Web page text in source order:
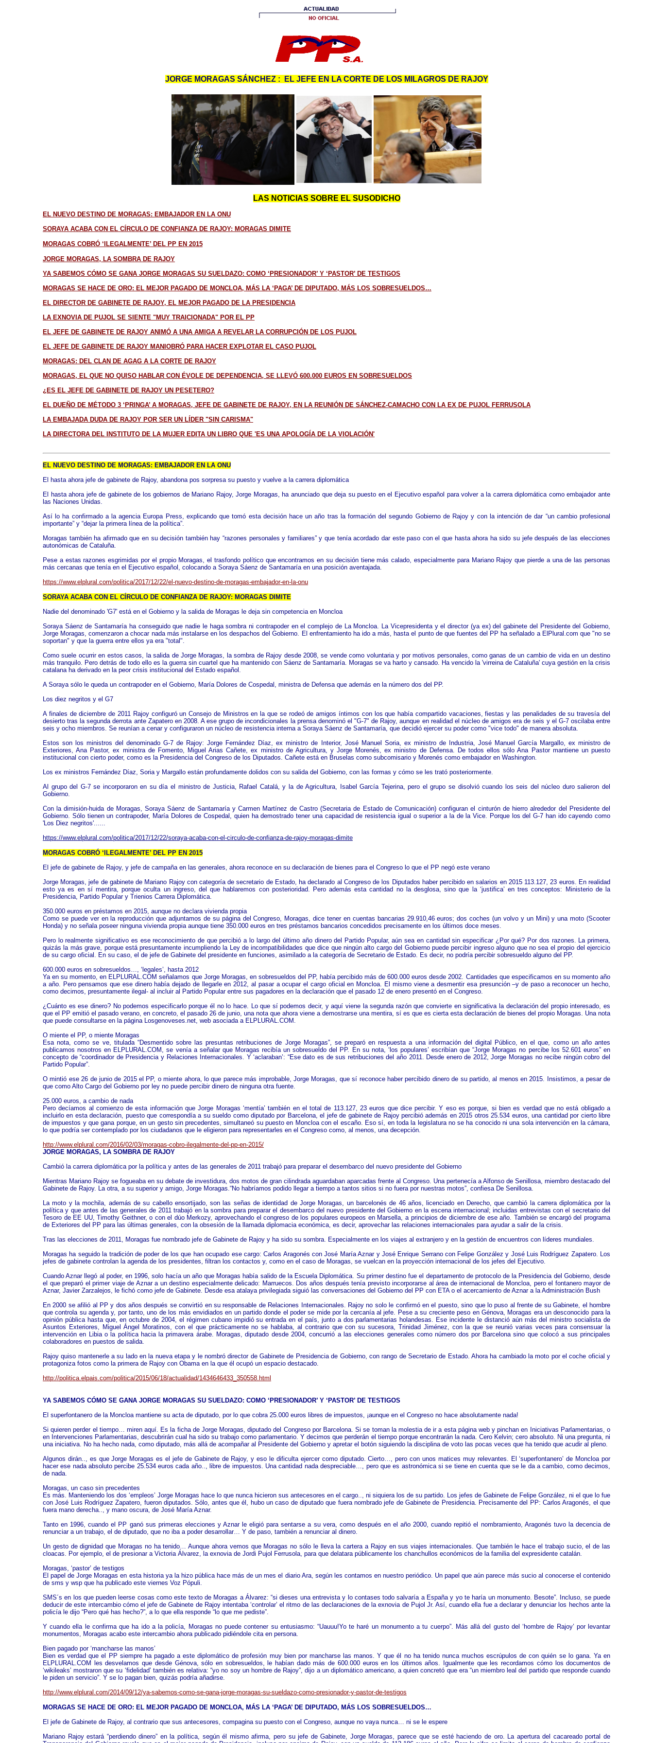
JORGE MORAGAS SÁNCHEZ : EL JEFE EN LA CORTE DE LOS MILAGROS DE RAJOY
LAS NOTICIAS SOBRE EL SUSODICHO
EL NUEVO DESTINO DE MORAGAS: EMBAJADOR EN LA ONU
SORAYA ACABA CON EL CÍRCULO DE CONFIANZA DE RAJOY: MORAGAS DIMITE
MORAGAS COBRÓ ‘ILEGALMENTE’ DEL PP EN 2015
JORGE MORAGAS, LA SOMBRA DE RAJOY
YA SABEMOS CÓMO SE GANA JORGE MORAGAS SU SUELDAZO: COMO ‘PRESIONADOR’ Y ‘PASTOR’ DE TESTIGOS
MORAGAS SE HACE DE ORO: EL MEJOR PAGADO DE MONCLOA, MÁS LA ‘PAGA’ DE DIPUTADO, MÁS LOS SOBRESUELDOS…
EL DIRECTOR DE GABINETE DE RAJOY, EL MEJOR PAGADO DE LA PRESIDENCIA
LA EXNOVIA DE PUJOL SE SIENTE "MUY TRAICIONADA" POR EL PP
EL JEFE DE GABINETE DE RAJOY ANIMÓ A UNA AMIGA A REVELAR LA CORRUPCIÓN DE LOS PUJOL
EL JEFE DE GABINETE DE RAJOY MANIOBRÓ PARA HACER EXPLOTAR EL CASO PUJOL
MORAGAS: DEL CLAN DE AGAG A LA CORTE DE RAJOY
MORAGAS, EL QUE NO QUISO HABLAR CON ÉVOLE DE DEPENDENCIA, SE LLEVÓ 600.000 EUROS EN SOBRESUELDOS
¿ES EL JEFE DE GABINETE DE RAJOY UN PESETERO?
EL DUEÑO DE MÉTODO 3 ‘PRINGA’ A MORAGAS, JEFE DE GABINETE DE RAJOY, EN LA REUNIÓN DE SÁNCHEZ-CAMACHO CON LA EX DE PUJOL FERRUSOLA
LA EMBAJADA DUDA DE RAJOY POR SER UN LÍDER "SIN CARISMA"
LA DIRECTORA DEL INSTITUTO DE LA MUJER EDITA UN LIBRO QUE 'ES UNA APOLOGÍA DE LA VIOLACIÓN'
EL NUEVO DESTINO DE MORAGAS: EMBAJADOR EN LA ONU
El hasta ahora jefe de gabinete de Rajoy, abandona pos sorpresa su puesto y vuelve a la carrera diplomática
El hasta ahora jefe de gabinete de los gobiernos de Mariano Rajoy, Jorge Moragas, ha anunciado que deja su puesto en el Ejecutivo español para volver a la carrera diplomática como embajador ante
las Naciones Unidas.
Así lo ha confirmado a la agencia Europa Press, explicando que tomó esta decisión hace un año tras la formación del segundo Gobierno de Rajoy y con la intención de dar “un cambio profesional
importante” y “dejar la primera línea de la política”.
Moragas también ha afirmado que en su decisión también hay “razones personales y familiares” y que tenía acordado dar este paso con el que hasta ahora ha sido su jefe después de las elecciones
autonómicas de Cataluña.
Pese a estas razones esgrimidas por el propio Moragas, el trasfondo político que encontramos en su decisión tiene más calado, especialmente para Mariano Rajoy que pierde a una de las personas
más cercanas que tenía en el Ejecutivo español, colocando a Soraya Sáenz de Santamaría en una posición aventajada.
https://www.elplural.com/politica/2017/12/22/el-nuevo-destino-de-moragas-embajador-en-la-onu
SORAYA ACABA CON EL CÍRCULO DE CONFIANZA DE RAJOY: MORAGAS DIMITE
Nadie del denominado 'G7' está en el Gobierno y la salida de Moragas le deja sin competencia en Moncloa
Soraya Sáenz de Santamaría ha conseguido que nadie le haga sombra ni contrapoder en el complejo de La Moncloa. La Vicepresidenta y el director (ya ex) del gabinete del Presidente del Gobierno,
Jorge Moragas, comenzaron a chocar nada más instalarse en los despachos del Gobierno. El enfrentamiento ha ido a más, hasta el punto de que fuentes del PP ha señalado a ElPlural.com que "no se
soportan" y que la guerra entre ellos ya era "total".
Como suele ocurrir en estos casos, la salida de Jorge Moragas, la sombra de Rajoy desde 2008, se vende como voluntaria y por motivos personales, como ganas de un cambio de vida en un destino
más tranquilo. Pero detrás de todo ello es la guerra sin cuartel que ha mantenido con Sáenz de Santamaría. Moragas se va harto y cansado. Ha vencido la 'virreina de Cataluña' cuya gestión en la crisis
catalana ha derivado en la peor crisis institucional del Estado español.
A Soraya sólo le queda un contrapoder en el Gobierno, María Dolores de Cospedal, ministra de Defensa que además en la número dos del PP.
Los diez negritos y el G7
A finales de diciembre de 2011 Rajoy configuró un Consejo de Ministros en la que se rodeó de amigos íntimos con los que había compartido vacaciones, fiestas y las penalidades de su travesía del
desierto tras la segunda derrota ante Zapatero en 2008. A ese grupo de incondicionales la prensa denominó el "G-7" de Rajoy, aunque en realidad el núcleo de amigos era de seis y el G-7 oscilaba entre
seis y ocho miembros. Se reunían a cenar y configuraron un núcleo de resistencia interna a Soraya Sáenz de Santamaría, que decidió ejercer su poder como "vice todo" de manera absoluta.
Estos son los ministros del denominado G-7 de Rajoy: Jorge Fernández Díaz, ex ministro de Interior, José Manuel Soria, ex ministro de Industria, José Manuel García Margallo, ex ministro de
Exteriores, Ana Pastor, ex ministra de Fomento, Miguel Arias Cañete, ex ministro de Agricultura, y Jorge Morenés, ex ministro de Defensa. De todos ellos sólo Ana Pastor mantiene un puesto
institucional con cierto poder, como es la Presidencia del Congreso de los Diputados. Cañete está en Bruselas como subcomisario y Morenés como embajador en Washington.
Los ex ministros Fernández Díaz, Soria y Margallo están profundamente dolidos con su salida del Gobierno, con las formas y cómo se les trató posteriormente.
Al grupo del G-7 se incorporaron en su día el ministro de Justicia, Rafael Catalá, y la de Agricultura, Isabel García Tejerina, pero el grupo se disolvió cuando los seis del núcleo duro salieron del
Gobierno.
Con la dimisión-huida de Moragas, Soraya Sáenz de Santamaría y Carmen Martínez de Castro (Secretaria de Estado de Comunicación) configuran el cinturón de hierro alrededor del Presidente del
Gobierno. Sólo tienen un contrapoder, María Dolores de Cospedal, quien ha demostrado tener una capacidad de resistencia igual o superior a la de la Vice. Porque los del G-7 han ido cayendo como
'Los Diez negritos'......
https://www.elplural.com/politica/2017/12/22/soraya-acaba-con-el-circulo-de-confianza-de-rajoy-moragas-dimite
MORAGAS COBRÓ ‘ILEGALMENTE’ DEL PP EN 2015
El jefe de gabinete de Rajoy, y jefe de campaña en las generales, ahora reconoce en su declaración de bienes para el Congreso lo que el PP negó este verano
Jorge Moragas, jefe de gabinete de Mariano Rajoy con categoría de secretario de Estado, ha declarado al Congreso de los Diputados haber percibido en salarios en 2015 113.127, 23 euros. En realidad
esto ya es en sí mentira, porque oculta un ingreso, del que hablaremos con posterioridad. Pero además esta cantidad no la desglosa, sino que la ‘justifica’ en tres conceptos: Ministerio de la
Presidencia, Partido Popular y Trienios Carrera Diplomática.
350.000 euros en préstamos en 2015, aunque no declara vivienda propia
Como se puede ver en la reproducción que adjuntamos de su página del Congreso, Moragas, dice tener en cuentas bancarias 29.910,46 euros; dos coches (un volvo y un Mini) y una moto (Scooter
Honda) y no señala poseer ninguna vivienda propia aunque tiene 350.000 euros en tres préstamos bancarios concedidos precisamente en los últimos doce meses.
Pero lo realmente significativo es ese reconocimiento de que percibió a lo largo del último año dinero del Partido Popular, aún sea en cantidad sin especificar ¿Por qué? Por dos razones. La primera,
quizás la más grave, porque está presuntamente incumpliendo la Ley de incompatibilidades que dice que ningún alto cargo del Gobierno puede percibir ingreso alguno que no sea el propio del ejercicio
de su cargo oficial. En su caso, el de jefe de Gabinete del presidente en funciones, asimilado a la categoría de Secretario de Estado. Es decir, no podría percibir sobresueldo alguno del PP.
600.000 euros en sobresueldos…, ‘legales’, hasta 2012
Ya en su momento, en ELPLURAL.COM señalamos que Jorge Moragas, en sobresueldos del PP, había percibido más de 600.000 euros desde 2002. Cantidades que especificamos en su momento año
a año. Pero pensamos que ese dinero había dejado de llegarle en 2012, al pasar a ocupar el cargo oficial en Moncloa. El mismo viene a desmentir esa presunción –y de paso a reconocer un hecho,
como decimos, presuntamente ilegal- al incluir al Partido Popular entre sus pagadores en la declaración que el pasado 12 de enero presentó en el Congreso.
¿Cuánto es ese dinero? No podemos especificarlo porque él no lo hace. Lo que sí podemos decir, y aquí viene la segunda razón que convierte en significativa la declaración del propio interesado, es
que el PP emitió el pasado verano, en concreto, el pasado 26 de junio, una nota que ahora viene a demostrarse una mentira, sí es que es cierta esta declaración de bienes del propio Moragas. Una nota
que puede consultarse en la página Losgenoveses.net, web asociada a ELPLURAL.COM.
O miente el PP, o miente Moragas
Esa nota, como se ve, titulada “Desmentido sobre las presuntas retribuciones de Jorge Moragas”, se preparó en respuesta a una información del digital Público, en el que, como un año antes
publicamos nosotros en ELPLURAL.COM, se venía a señalar que Moragas recibía un sobresueldo del PP. En su nota, ‘los populares’ escribían que “Jorge Moragas no percibe los 52.601 euros” en
concepto de “coordinador de Presidencia y Relaciones Internacionales. Y ‘aclaraban’: “Ese dato es de sus retribuciones del año 2011. Desde enero de 2012, Jorge Moragas no recibe ningún cobro del
Partido Popular”.
O mintió ese 26 de junio de 2015 el PP, o miente ahora, lo que parece más improbable, Jorge Moragas, que sí reconoce haber percibido dinero de su partido, al menos en 2015. Insistimos, a pesar de
que como Alto Cargo del Gobierno por ley no puede percibir dinero de ninguna otra fuente.
25.000 euros, a cambio de nada
Pero decíamos al comienzo de esta información que Jorge Moragas ‘mentía’ también en el total de 113.127, 23 euros que dice percibir. Y eso es porque, si bien es verdad que no está obligado a
incluirlo en esta declaración, puesto que correspondía a su sueldo como diputado por Barcelona, el jefe de gabinete de Rajoy percibió además en 2015 otros 25.534 euros, una cantidad por cierto libre
de impuestos y que gana porque, en un gesto sin precedentes, simultaneó su puesto en Moncloa con el escaño. Eso sí, en toda la legislatura no se ha conocido ni una sola intervención en la cámara,
lo que podría ser contemplado por los ciudadanos que le eligieron para representarles en el Congreso como, al menos, una decepción.
http://www.elplural.com/2016/02/03/moragas-cobro-ilegalmente-del-pp-en-2015/
JORGE MORAGAS, LA SOMBRA DE RAJOY
Cambió la carrera diplomática por la política y antes de las generales de 2011 trabajó para preparar el desembarco del nuevo presidente del Gobierno
Mientras Mariano Rajoy se fogueaba en su debate de investidura, dos motos de gran cilindrada aguardaban aparcadas frente al Congreso. Una pertenecía a Alfonso de Senillosa, miembro destacado del
Gabinete de Rajoy. La otra, a su superior y amigo, Jorge Moragas.“No habríamos podido llegar a tiempo a tantos sitios si no fuera por nuestras motos”, confiesa De Senillosa.
La moto y la mochila, además de su cabello ensortijado, son las señas de identidad de Jorge Moragas, un barcelonés de 46 años, licenciado en Derecho, que cambió la carrera diplomática por la
política y que antes de las generales de 2011 trabajó en la sombra para preparar el desembarco del nuevo presidente del Gobierno en la escena internacional; incluidas entrevistas con el secretario del
Tesoro de EE UU, Timothy Geithner, o con el dúo Merkozy, aprovechando el congreso de los populares europeos en Marsella, a principios de diciembre de ese año. También se encargó del programa
de Exteriores del PP para las últimas generales, con la obsesión de la llamada diplomacia económica, es decir, aprovechar las relaciones internacionales para ayudar a salir de la crisis.
Tras las elecciones de 2011, Moragas fue nombrado jefe de Gabinete de Rajoy y ha sido su sombra. Especialmente en los viajes al extranjero y en la gestión de encuentros con líderes mundiales.
Moragas ha seguido la tradición de poder de los que han ocupado ese cargo: Carlos Aragonés con José María Aznar y José Enrique Serrano con Felipe González y José Luis Rodríguez Zapatero. Los
jefes de gabinete controlan la agenda de los presidentes, filtran los contactos y, como en el caso de Moragas, se vuelcan en la proyección internacional de los jefes del Ejecutivo.
Cuando Aznar llegó al poder, en 1996, solo hacía un año que Moragas había salido de la Escuela Diplomática. Su primer destino fue el departamento de protocolo de la Presidencia del Gobierno, desde
el que preparó el primer viaje de Aznar a un destino especialmente delicado: Marruecos. Dos años después tenía previsto incorporarse al área de internacional de Moncloa, pero el fontanero mayor de
Aznar, Javier Zarzalejos, le fichó como jefe de Gabinete. Desde esa atalaya privilegiada siguió las conversaciones del Gobierno del PP con ETA o el acercamiento de Aznar a la Administración Bush
En 2000 se afilió al PP y dos años después se convirtió en su responsable de Relaciones Internacionales. Rajoy no solo le confirmó en el puesto, sino que lo puso al frente de su Gabinete, el hombre
que controla su agenda y, por tanto, uno de los más envidiados en un partido donde el poder se mide por la cercanía al jefe. Pese a su creciente peso en Génova, Moragas era un desconocido para la
opinión pública hasta que, en octubre de 2004, el régimen cubano impidió su entrada en el país, junto a dos parlamentarias holandesas. Ese incidente le distanció aún más del ministro socialista de
Asuntos Exteriores, Miguel Ángel Moratinos, con el que prácticamente no se hablaba, al contrario que con su sucesora, Trinidad Jiménez, con la que se reunió varias veces para consensuar la
intervención en Libia o la política hacia la primavera árabe. Moragas, diputado desde 2004, concurrió a las elecciones generales como número dos por Barcelona sino que colocó a sus principales
colaboradores en puestos de salida.
Rajoy quiso mantenerle a su lado en la nueva etapa y le nombró director de Gabinete de Presidencia de Gobierno, con rango de Secretario de Estado. Ahora ha cambiado la moto por el coche oficial y
protagoniza fotos como la primera de Rajoy con Obama en la que él ocupó un espacio destacado.
http://politica.elpais.com/politica/2015/06/18/actualidad/1434646433_350558.html
YA SABEMOS CÓMO SE GANA JORGE MORAGAS SU SUELDAZO: COMO ‘PRESIONADOR’ Y ‘PASTOR’ DE TESTIGOS
El superfontanero de la Moncloa mantiene su acta de diputado, por lo que cobra 25.000 euros libres de impuestos, ¡aunque en el Congreso no hace absolutamente nada!
Si quieren perder el tiempo… miren aquí. Es la ficha de Jorge Moragas, diputado del Congreso por Barcelona. Si se toman la molestia de ir a esta página web y pinchan en Iniciativas Parlamentarias, o
en Intervenciones Parlamentarias, descubrirán cual ha sido su trabajo como parlamentario. Y decimos que perderán el tiempo porque encontrarán la nada. Cero Kelvin; cero absoluto. Ni una pregunta, ni
una iniciativa. No ha hecho nada, como diputado, más allá de acompañar al Presidente del Gobierno y apretar el botón siguiendo la disciplina de voto las pocas veces que ha tenido que acudir al pleno.
Algunos dirán.., es que Jorge Moragas es el jefe de Gabinete de Rajoy, y eso le dificulta ejercer como diputado. Cierto…, pero con unos matices muy relevantes. El ‘superfontanero’ de Moncloa por
hacer ese nada absoluto percibe 25.534 euros cada año.., libre de impuestos. Una cantidad nada despreciable…, pero que es astronómica si se tiene en cuenta que se le da a cambio, como decimos,
de nada.
Moragas, un caso sin precedentes
Es más. Manteniendo los dos ‘empleos’ Jorge Moragas hace lo que nunca hicieron sus antecesores en el cargo.., ni siquiera los de su partido. Los jefes de Gabinete de Felipe González, ni el que lo fue
con José Luis Rodríguez Zapatero, fueron diputados. Sólo, antes que él, hubo un caso de diputado que fuera nombrado jefe de Gabinete de Presidencia. Precisamente del PP: Carlos Aragonés, el que
fuera mano derecha.., y mano oscura, de José María Aznar.
Tanto en 1996, cuando el PP ganó sus primeras elecciones y Aznar le eligió para sentarse a su vera, como después en el año 2000, cuando repitió el nombramiento, Aragonés tuvo la decencia de
renunciar a un trabajo, el de diputado, que no iba a poder desarrollar… Y de paso, también a renunciar al dinero.
Un gesto de dignidad que Moragas no ha tenido… Aunque ahora vemos que Moragas no sólo le lleva la cartera a Rajoy en sus viajes internacionales. Que también le hace el trabajo sucio, el de las
cloacas. Por ejemplo, el de presionar a Victoria Álvarez, la exnovia de Jordi Pujol Ferrusola, para que delatara públicamente los chanchullos económicos de la familia del expresidente catalán.
Moragas, ‘pastor’ de testigos
El papel de Jorge Moragas en esta historia ya la hizo pública hace más de un mes el diario Ara, según les contamos en nuestro periódico. Un papel que aún parece más sucio al conocerse el contenido
de sms y wsp que ha publicado este viernes Voz Pópuli.
SMS´s en los que pueden leerse cosas como este texto de Moragas a Álvarez: “si dieses una entrevista y lo contases todo salvaría a España y yo te haría un monumento. Besote”. Incluso, se puede
deducir de este intercambio cómo el jefe de Gabinete de Rajoy intentaba ‘controlar’ el ritmo de las declaraciones de la exnovia de Pujol Jr. Así, cuando ella fue a declarar y denunciar los hechos ante la
policía le dijo “Pero qué has hecho?”, a lo que ella responde “lo que me pediste”.
Y cuando ella le confirma que ha ido a la policía, Moragas no puede contener su entusiasmo: “Uauuu!Yo te haré un monumento a tu cuerpo”. Más allá del gusto del ‘hombre de Rajoy’ por levantar
monumentos, Moragas acabo este intercambio ahora publicado pidiéndole cita en persona.
Bien pagado por ‘mancharse las manos’
Bien es verdad que el PP siempre ha pagado a este diplomático de profesión muy bien por mancharse las manos. Y que él no ha tenido nunca muchos escrúpulos de con quién se lo gana. Ya en
ELPLURAL.COM les desvelamos que desde Génova, sólo en sobresueldos, le habían dado más de 600.000 euros en los últimos años. Igualmente que les recordamos cómo los documentos de
‘wikileaks’ mostraron que su ‘fidelidad’ también es relativa: “yo no soy un hombre de Rajoy”, dijo a un diplomático americano, a quien concretó que era “un miembro leal del partido que responde cuando
le piden un servicio”. Y se lo pagan bien, quizás podría añadirse.
http://www.elplural.com/2014/09/12/ya-sabemos-como-se-gana-jorge-moragas-su-sueldazo-como-presionador-y-pastor-de-testigos
MORAGAS SE HACE DE ORO: EL MEJOR PAGADO DE MONCLOA, MÁS LA ‘PAGA’ DE DIPUTADO, MÁS LOS SOBRESUELDOS…
El jefe de Gabinete de Rajoy, al contrario que sus antecesores, compagina su puesto con el Congreso, aunque no vaya nunca… ni se le espere
Mariano Rajoy estará “perdiendo dinero” en la política, según él mismo afirma, pero su jefe de Gabinete, Jorge Moragas, parece que se esté haciendo de oro. La apertura del cacareado portal de